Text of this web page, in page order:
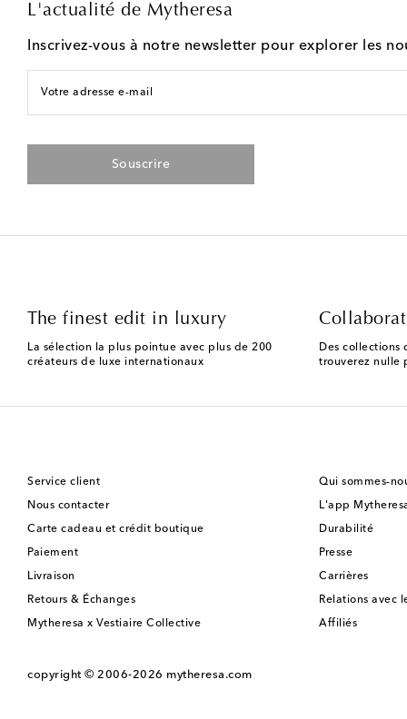
L'actualité de Mytheresa
Inscrivez-vous à notre newsletter pour explorer les
Votre adresse e-mail
Souscrire
The finest edit in luxury
La sélection la plus pointue avec plus de 200
créateurs de luxe internationaux
Des collections
trouverez nulle
Service client
Nous contacter
Carte cadeau et crédit boutique
Paiement
Livraison
Retours & Échanges
Mytheresa x Vestiaire Collective
Qui sommes-
L'app
Durabilité
Presse
Carrières
Relations avec
Affiliés
copyright © 2006-2026 mytheresa.com